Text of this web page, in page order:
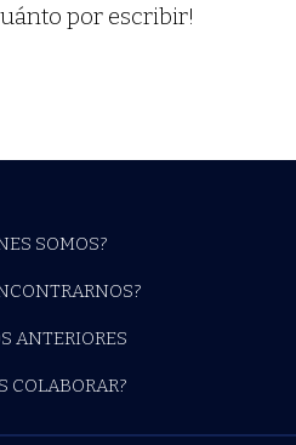
por escribir!
SOMOS?
ANTERIORES
COLABORAR?